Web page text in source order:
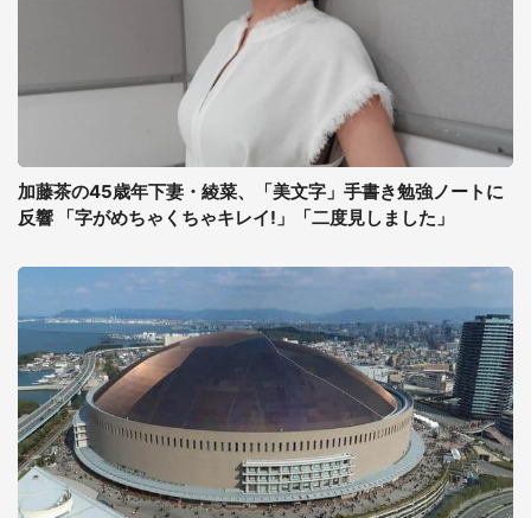
加藤茶の45歳年下妻・綾菜、「美文字」手書き勉強ノートに
反響 「字がめちゃくちゃキレイ!」「二度見しました」